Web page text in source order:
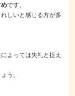
めです。
しいと感じる方が多
よっては失礼と捉え
う。